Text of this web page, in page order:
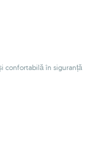
confortabilă în siguranță